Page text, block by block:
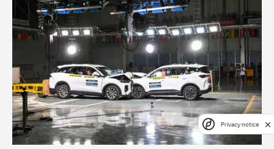
Privacy notice